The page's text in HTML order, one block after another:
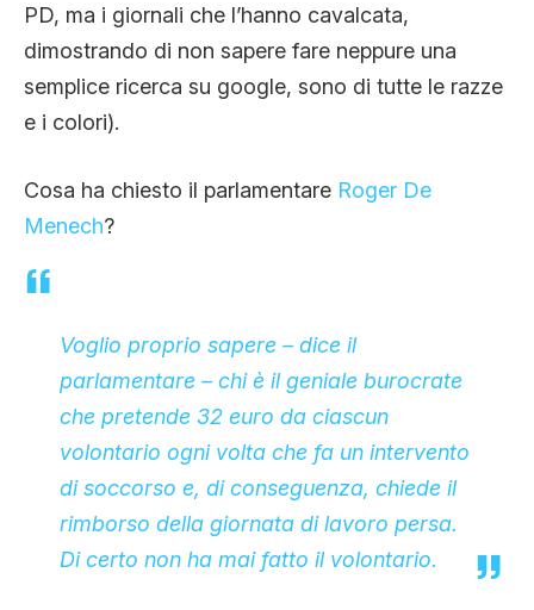
PD, ma i giornali che l’hanno cavalcata,
dimostrando di non sapere fare neppure una
semplice ricerca su google, sono di tutte le razze
e i colori).
Cosa ha chiesto il parlamentare Roger De
Menech?
Voglio proprio sapere – dice il
parlamentare – chi è il geniale burocrate
che pretende 32 euro da ciascun
volontario ogni volta che fa un intervento
di soccorso e, di conseguenza, chiede il
rimborso della giornata di lavoro persa.
Di certo non ha mai fatto il volontario.